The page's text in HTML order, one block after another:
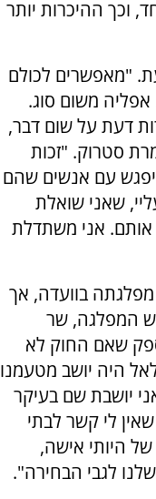
וכך ההיכרות יותר
"מאפשרים לכולם
משום סוג.
דעת על שום דבר,
סטרוק. "זכות
עם אנשים שהם
שאני שואלת
אותם. אני משתדלת
בוועדה, אך
המפלגה, שר
שאם החוק לא
היה יושב מטעמנו
אני יושבת שם בעיקר
לי קשר לבתי
היותי אישה,
לגבי הבחירה".